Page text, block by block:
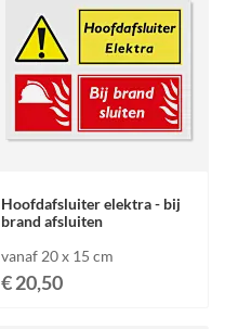
Hoofdafsluiter elektra - bij
brand afsluiten
vanaf 20 x 15 cm
€ 20,50